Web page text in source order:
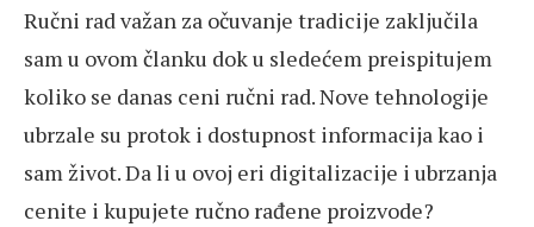
Ručni rad važan za očuvanje tradicije zaključila
sam u ovom članku dok u sledećem preispitujem
koliko se danas ceni ručni rad. Nove tehnologije
ubrzale su protok i dostupnost informacija kao i
sam život. Da li u ovoj eri digitalizacije i ubrzanja
cenite i kupujete ručno rađene proizvode?